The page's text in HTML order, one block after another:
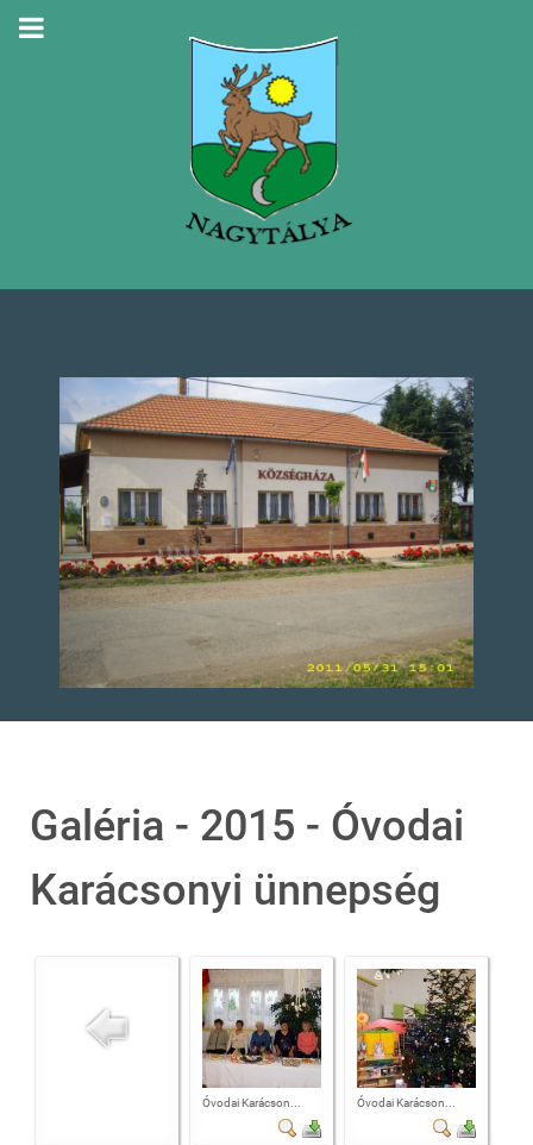
Galéria - 2015 - Óvodai
Karácsonyi ünnepség
Óvodai Karácson... Óvodai Karácson...